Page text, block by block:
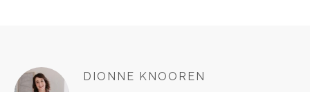
DIONNE KNOOREN